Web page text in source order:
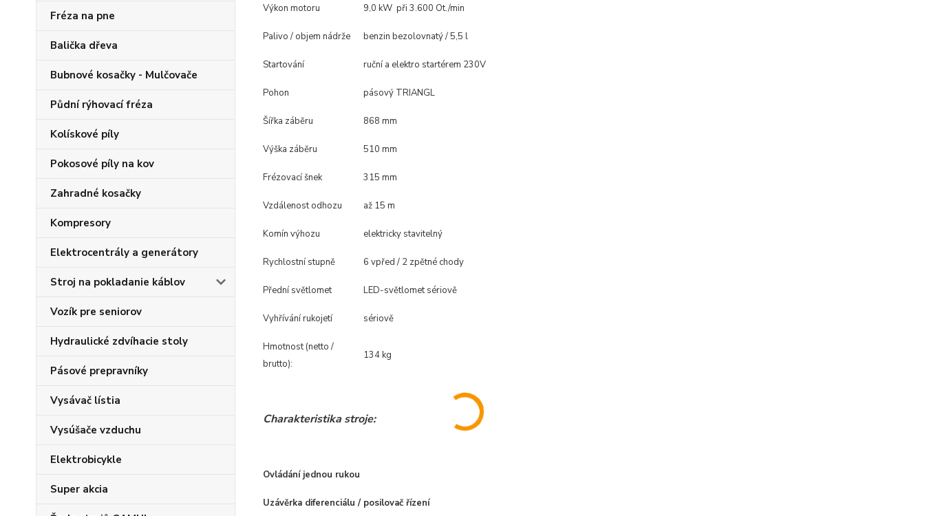
Fréza na pne
Balička dřeva
Bubnové kosačky - Mulčovače
Půdní rýhovací fréza
Kolískové píly
Pokosové píly na kov
Zahradné kosačky
Kompresory
Elektrocentrály a generátory
Stroj na pokladanie káblov
Vozík pre seniorov
Hydraulické zdvíhacie stoly
Pásové prepravníky
Vysávač lístia
Vysúšače vzduchu
Elektrobicykle
Super akcia
Výkon motoru 9,0 kW při 3.600 Ot./min
Palivo / objem nádrže benzin bezolovnatý / 5,5 l
Startování ruční a elektro startérem 230V
Pohon pásový TRIANGL
Šířka záběru 868 mm
Výška záběru 510 mm
Frézovací šnek 315 mm
Vzdálenost odhozu až 15 m
Komín výhozu elektricky stavitelný
Rychlostní stupně 6 vpřed / 2 zpětné chody
Přední světlomet LED-světlomet sériově
Vyhřívání rukojetí sériově
Hmotnost (netto /
brutto):
134 kg
Charakteristika stroje:
Ovládání jednou rukou
Uzávěrka diferenciálu / posilovač řízení